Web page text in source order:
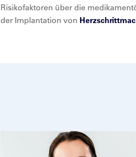
Risikofaktoren über die
der Implantation von